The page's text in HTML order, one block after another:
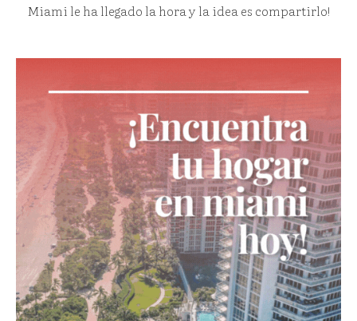
Miami le ha llegado la hora y la idea es compartirlo!